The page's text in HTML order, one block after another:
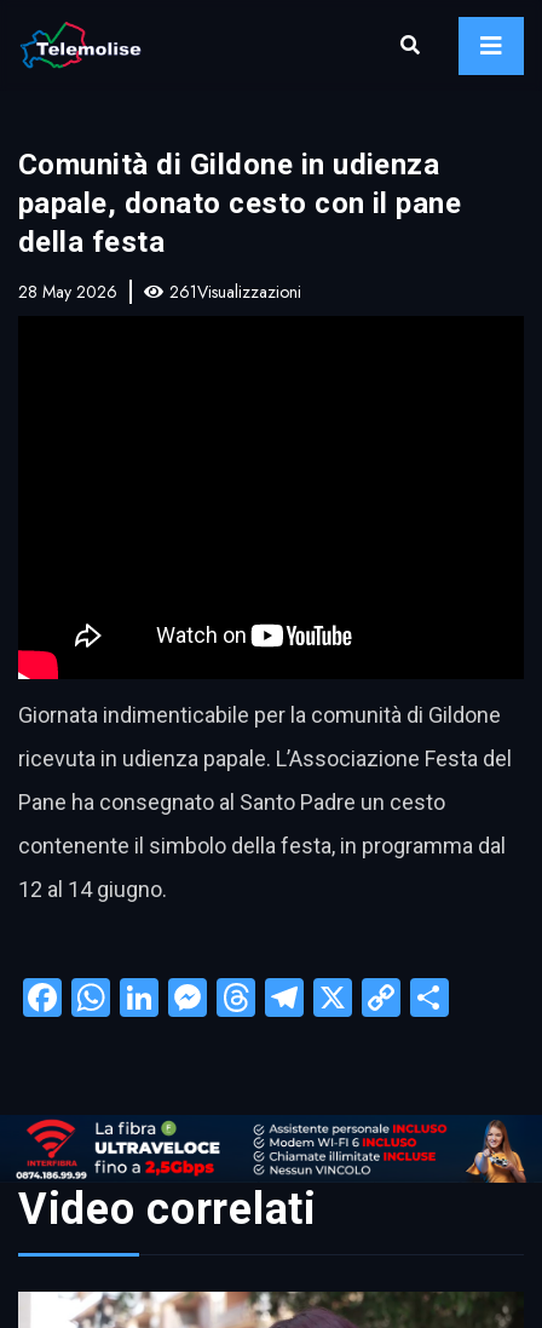
Comunità di Gildone in udienza
papale, donato cesto con il pane
della festa
28 May 2026 261Visualizzazioni
Giornata indimenticabile per la comunità di Gildone
ricevuta in udienza papale. L’Associazione Festa del
Pane ha consegnato al Santo Padre un cesto
contenente il simbolo della festa, in programma dal
12 al 14 giugno.
Facebook
WhatsApp
LinkedIn
Messenger
Threads
Telegram
X
Copy
Video correlati